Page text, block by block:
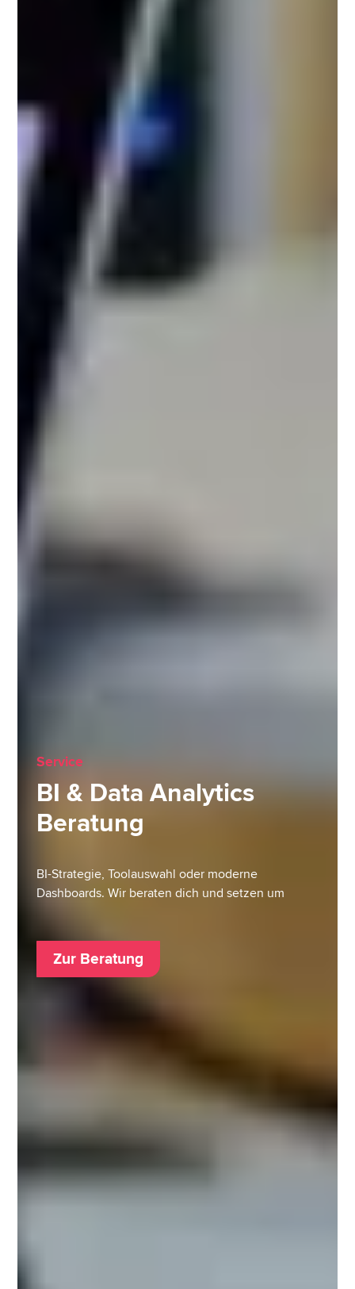
Service
BI & Data Analytics
Beratung
BI-Strategie, Toolauswahl oder moderne
Dashboards. Wir beraten dich und setzen um
Zur Beratung